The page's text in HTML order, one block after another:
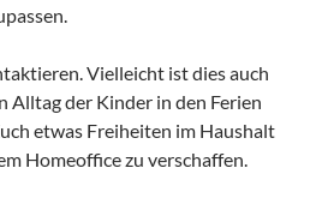
Vielleicht ist dies auch
Alltag der Kinder in den Ferien
etwas Freiheiten im Haushalt
Homeoffice zu verschaffen.